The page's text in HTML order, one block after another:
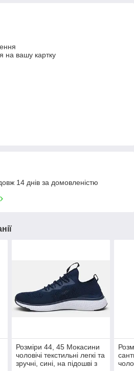
на вашу картку
14 днів за домовленістю
Розміри 44, 45 Мокасини
чоловічі текстильні легкі та
зручні, сині, на підошві з